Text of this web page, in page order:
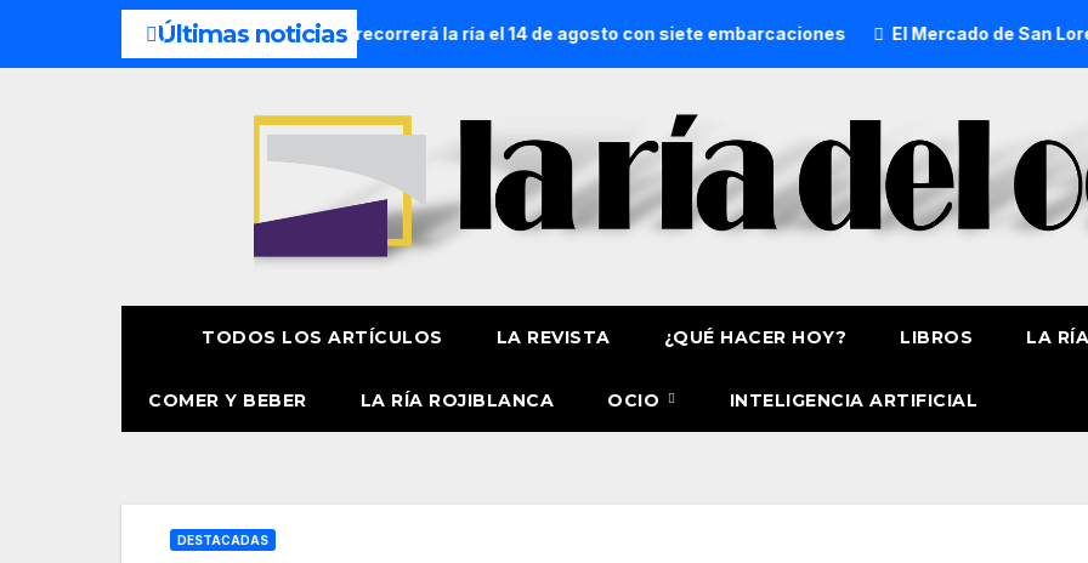
Últimas noticias
de la Amatxu de Begoña recorrerá la ría el 14 de agosto con siete embarcaciones El Mercado de San Lorenzo
TODOS LOS ARTÍCULOS LA REVISTA ¿QUÉ HACER HOY? LIBROS LA
COMER Y BEBER LA RÍA ROJIBLANCA OCIO INTELIGENCIA ARTIFICIAL
DESTACADAS